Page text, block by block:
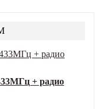
+ радио